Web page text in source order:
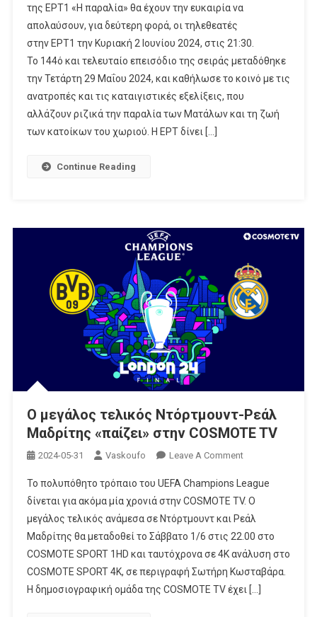
–
Ξανά
Το
Τελευταίο
Επεισόδιο
της ΕΡΤ1 «Η παραλία» θα έχουν την ευκαιρία να
απολαύσουν, για δεύτερη φορά, οι τηλεθεατές
στην ΕΡΤ1 την Κυριακή 2 Ιουνίου 2024, στις 21:30.
Το 144ό και τελευταίο επεισόδιο της σειράς μεταδόθηκε
την Τετάρτη 29 Μαΐου 2024, και καθήλωσε το κοινό με τις
ανατροπές και τις καταιγιστικές εξελίξεις, που
αλλάζουν ριζικά την παραλία των Ματάλων και τη ζωή
των κατοίκων του χωριού. Η ΕΡΤ δίνει […]
Continue Reading
Ο μεγάλος τελικός Ντόρτμουντ-Ρεάλ
Μαδρίτης «παίζει» στην COSMOTE TV
2024-05-31 Vaskoufo Leave A CommentOn
Μεγάλος
Τελικός
Ντόρτμουντ-
Ρεάλ
Μαδρίτης
«παίζει»
Στην
Το πολυπόθητο τρόπαιο του UEFA Champions League
δίνεται για ακόμα μία χρονιά στην COSMOTE TV. Ο
μεγάλος τελικός ανάμεσα σε Ντόρτμουντ και Ρεάλ
Μαδρίτης θα μεταδοθεί το Σάββατο 1/6 στις 22.00 στο
COSMOTE SPORT 1HD και ταυτόχρονα σε 4Κ ανάλυση στο
COSMOTE SPORT 4K, σε περιγραφή Σωτήρη Κωσταβάρα.
H δημοσιογραφική ομάδα της COSMOTE TV έχει […]